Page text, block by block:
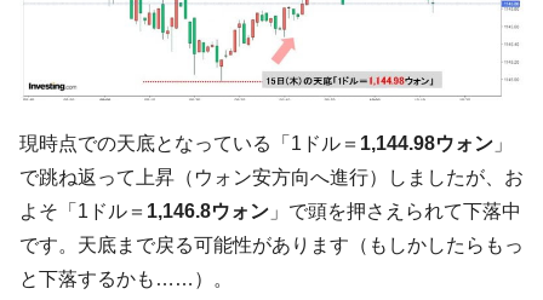
韓国型イージス搭載の次世代駆逐艦
「KDDX」1番艦、2032年竣工と公示
『Money1』
【対日本円】ウォン安が急進！ 日米の協調
『Money1』
韓国政府『BYD』車への補助金を全廃 ⇒ 実
は韓国で『BYD』車は売れている。6カ月で対前年同期比
1.9倍！
『Money1』
在韓米国大使スティールが着韓！⇒ さっそ
く空港に詰めかけ「出て行け！」「極右勢力」のプラカー
現時点での天底となっている「1ドル＝ 1,144.98ウォン 」
で跳ね返って上昇（ウォン安方向へ進行）しましたが、お
よそ「1ドル＝ 1,146.8ウォン 」で頭を押さえられて下落中
です。天底まで戻る可能性があります（もしかしたらもっ
と下落するかも……）。